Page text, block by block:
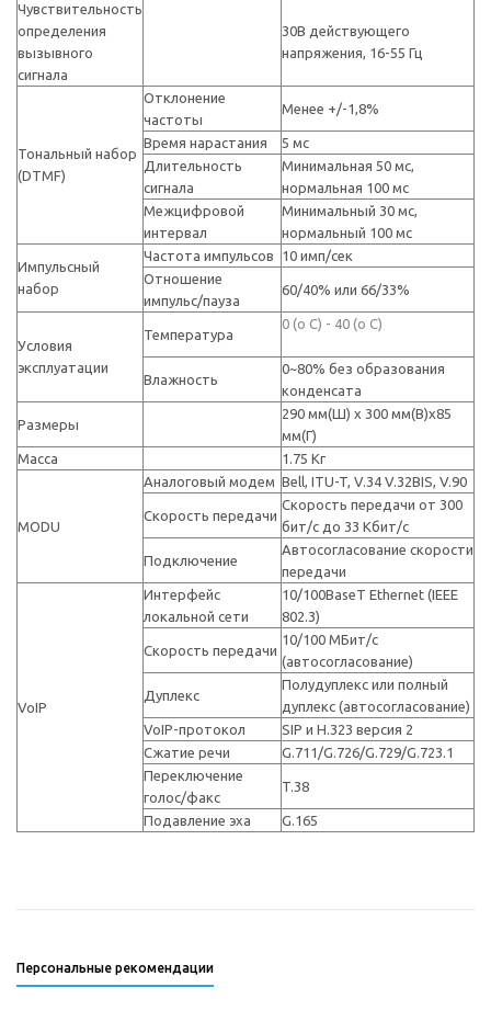
Чувствительность
определения
вызывного
сигнала
30В действующего
напряжения, 16-55 Гц
Тональный набор
(DTMF)
Отклонение
частоты
Менее +/-1,8%
Время нарастания
5 мс
Длительность
сигнала
Минимальная 50 мс,
нормальная 100 мс
Межцифровой
интервал
Минимальный 30 мс,
нормальный 100 мс
Импульсный
набор
Частота импульсов
10 имп/сек
Отношение
импульс/пауза
60/40% или 66/33%
Условия
эксплуатации
Температура
0 (o C) - 40 (o C)
Влажность
0~80% без образования
конденсата
Размеры
290 мм(Ш) x 300 мм(В)x85
мм(Г)
Масса
1.75 Кг
MODU
Аналоговый модем Bell, ITU-T, V.34 V.32BIS, V.90
Скорость передачи
Скорость передачи от 300
бит/с до 33 Kбит/с
Подключение
Автосогласование скорости
передачи
VoIP
Интерфейс
локальной сети
10/100BaseT Ethernet (IEEE
802.3)
Скорость передачи
10/100 МБит/с
(автосогласование)
Дуплекс
Полудуплекс или полный
дуплекс (автосогласование)
VoIP-протокол
SIP и H.323 версия 2
Сжатие речи
G.711/G.726/G.729/G.723.1
Переключение
голос/факс
T.38
Подавление эха G.165
Персональные рекомендации